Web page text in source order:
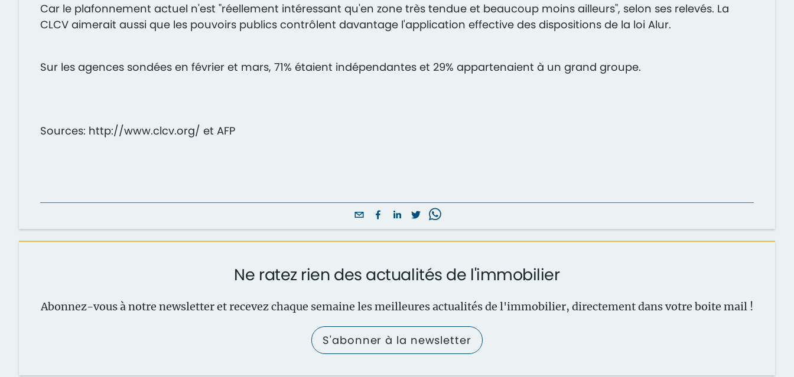
Car le plafonnement actuel n'est "réellement intéressant qu'en zone très tendue et beaucoup moins ailleurs", selon ses relevés. La
CLCV aimerait aussi que les pouvoirs publics contrôlent davantage l'application effective des dispositions de la loi Alur.
Sur les agences sondées en février et mars, 71% étaient indépendantes et 29% appartenaient à un grand groupe.
Sources: http://www.clcv.org/ et AFP
Ne ratez rien des actualités de l'immobilier
Abonnez-vous à notre newsletter et recevez chaque semaine les meilleures actualités de l'immobilier, directement dans votre boite mail !
S'abonner à la newsletter